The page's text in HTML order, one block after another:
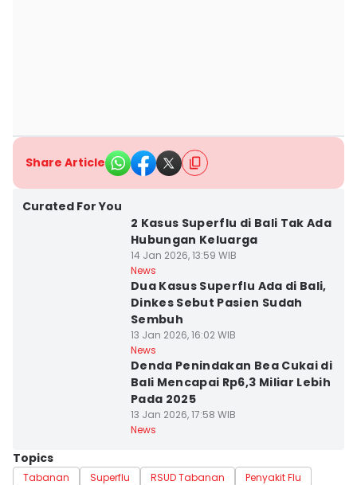
Share Article
Curated For You
2 Kasus Superflu di Bali Tak Ada
Hubungan Keluarga
14 Jan 2026, 13:59 WIB
News
Dua Kasus Superflu Ada di Bali,
Dinkes Sebut Pasien Sudah
Sembuh
13 Jan 2026, 16:02 WIB
News
Denda Penindakan Bea Cukai di
Bali Mencapai Rp6,3 Miliar Lebih
Pada 2025
13 Jan 2026, 17:58 WIB
News
Topics
Tabanan Superflu RSUD Tabanan
Penyakit Flu